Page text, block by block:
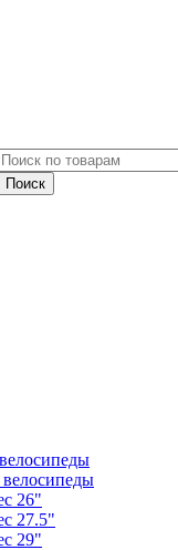
26"
27.5"
29"